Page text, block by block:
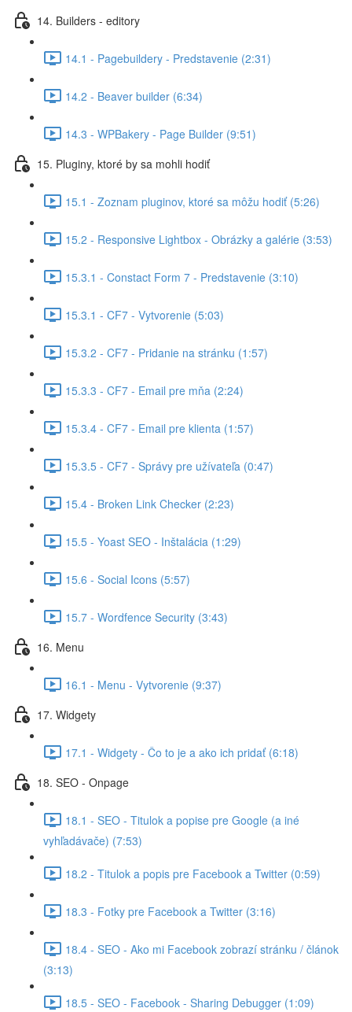
14. Builders - editory
14.1 - Pagebuildery - Predstavenie (2:31)
14.2 - Beaver builder (6:34)
14.3 - WPBakery - Page Builder (9:51)
15. Pluginy, ktoré by sa mohli hodiť
15.1 - Zoznam pluginov, ktoré sa môžu hodiť (5:26)
15.2 - Responsive Lightbox - Obrázky a galérie (3:53)
15.3.1 - Constact Form 7 - Predstavenie (3:10)
15.3.1 - CF7 - Vytvorenie (5:03)
15.3.2 - CF7 - Pridanie na stránku (1:57)
15.3.3 - CF7 - Email pre mňa (2:24)
15.3.4 - CF7 - Email pre klienta (1:57)
15.3.5 - CF7 - Správy pre užívateľa (0:47)
15.4 - Broken Link Checker (2:23)
15.5 - Yoast SEO - Inštalácia (1:29)
15.6 - Social Icons (5:57)
15.7 - Wordfence Security (3:43)
16. Menu
16.1 - Menu - Vytvorenie (9:37)
17. Widgety
17.1 - Widgety - Čo to je a ako ich pridať (6:18)
18. SEO - Onpage
18.1 - SEO - Titulok a popise pre Google (a iné
vyhľadávače) (7:53)
18.2 - Titulok a popis pre Facebook a Twitter (0:59)
18.3 - Fotky pre Facebook a Twitter (3:16)
18.4 - SEO - Ako mi Facebook zobrazí stránku / článok
(3:13)
18.5 - SEO - Facebook - Sharing Debugger (1:09)